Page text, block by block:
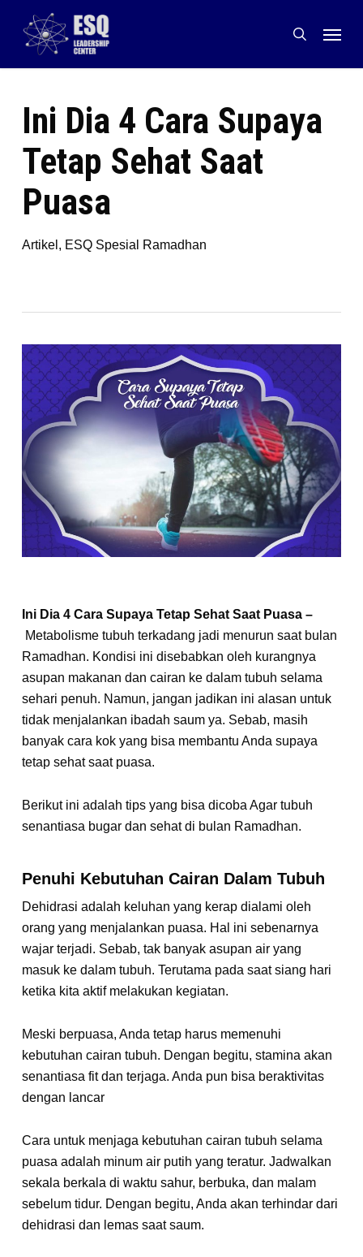
content
search
Menu
Ini Dia 4 Cara Supaya
Tetap Sehat Saat
Puasa
Artikel , ESQ Spesial Ramadhan
Ini Dia 4 Cara Supaya Tetap Sehat Saat Puasa –
Metabolisme tubuh terkadang jadi menurun saat bulan
Ramadhan. Kondisi ini disebabkan oleh kurangnya
asupan makanan dan cairan ke dalam tubuh selama
sehari penuh. Namun, jangan jadikan ini alasan untuk
tidak menjalankan ibadah saum ya. Sebab, masih
banyak cara kok yang bisa membantu Anda supaya
tetap sehat saat puasa.
Berikut ini adalah tips yang bisa dicoba Agar tubuh
senantiasa bugar dan sehat di bulan Ramadhan.
Penuhi Kebutuhan Cairan Dalam Tubuh
Dehidrasi adalah keluhan yang kerap dialami oleh
orang yang menjalankan puasa. Hal ini sebenarnya
wajar terjadi. Sebab, tak banyak asupan air yang
masuk ke dalam tubuh. Terutama pada saat siang hari
ketika kita aktif melakukan kegiatan.
Meski berpuasa, Anda tetap harus memenuhi
kebutuhan cairan tubuh. Dengan begitu, stamina akan
senantiasa fit dan terjaga. Anda pun bisa beraktivitas
dengan lancar
Cara untuk menjaga kebutuhan cairan tubuh selama
puasa adalah minum air putih yang teratur. Jadwalkan
sekala berkala di waktu sahur, berbuka, dan malam
sebelum tidur. Dengan begitu, Anda akan terhindar dari
dehidrasi dan lemas saat saum.